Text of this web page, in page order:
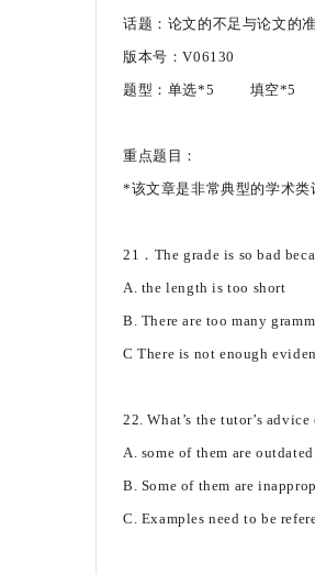
话题：论文的不足与论文的
版本号：V06130
题型：单选*5 填空*5
重点题目：
*该文章是非常典型的学术类
21．The grade is so bad
A. the length is too short
B. There are too many
C There is not enough
22. What’s the tutor’s
A. some of them are outdated
B. Some of them are
C. Examples need to be